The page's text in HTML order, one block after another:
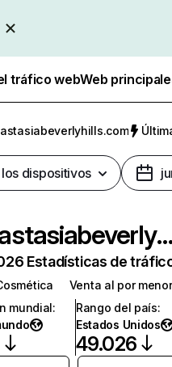
tráfico webWeb
dispositivos
Estadísticas de
Venta al por menor
mundial:
Rango del país:
Estados Unidos
49.026